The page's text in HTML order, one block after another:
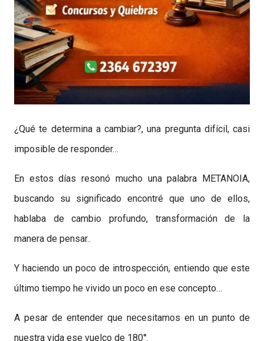
¿Qué te determina a cambiar?, una pregunta difícil, casi
imposible de responder…
En estos días resonó mucho una palabra METANOIA,
buscando su significado encontré que uno de ellos,
hablaba de cambio profundo, transformación de la
manera de pensar..
Y haciendo un poco de introspección, entiendo que este
último tiempo he vivido un poco en ese concepto…
A pesar de entender que necesitamos en un punto de
nuestra vida ese vuelco de 180°.